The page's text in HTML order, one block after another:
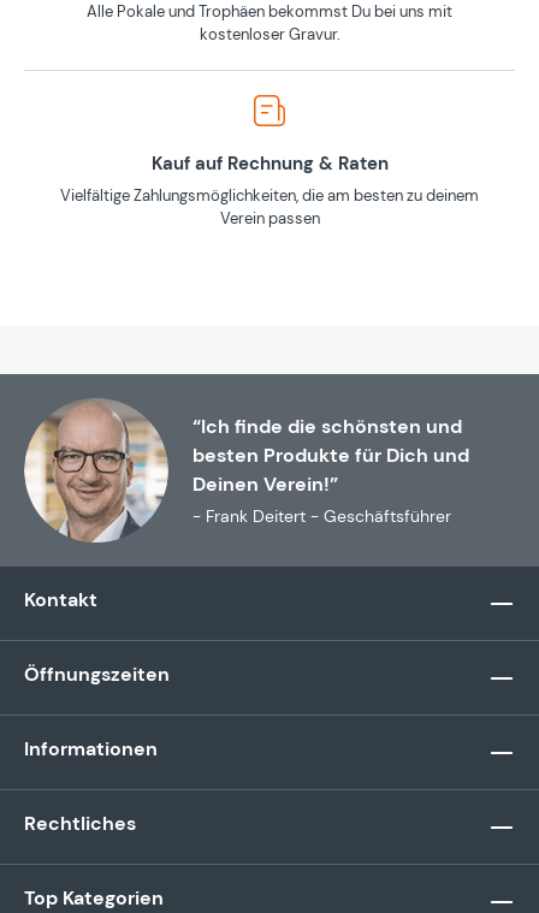
Alle Pokale und Trophäen bekommst Du bei uns mit
kostenloser Gravur.
Kauf auf Rechnung & Raten
Vielfältige Zahlungsmöglichkeiten, die am besten zu deinem
Verein passen
“Ich finde die schönsten und
besten Produkte für Dich und
Deinen Verein!”
- Frank Deitert - Geschäftsführer
Kontakt
Öffnungszeiten
Informationen
Rechtliches
Top Kategorien